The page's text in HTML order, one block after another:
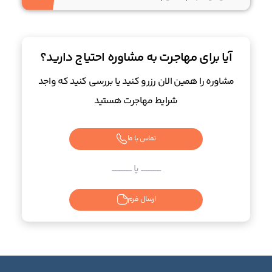
آیا برای مهاجرت به مشاوره احتیاج دارید؟
مشاوره را همین الان رزرو کنید یا بررسی کنید که واجد
شرایط مهاجرت هستید
تماس با ما
ــــــــــــــــــــــــ یا ــــــــــــــــــــــــ
ارسال فرم